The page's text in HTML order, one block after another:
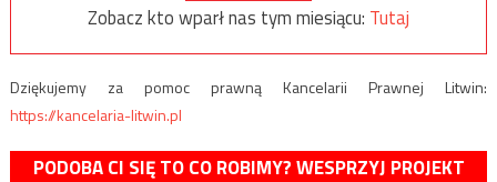
Zobacz kto wparł nas tym miesiącu: Tutaj
Dziękujemy za pomoc prawną Kancelarii Prawnej Litwin:
https://kancelaria-litwin.pl
PODOBA CI SIĘ TO CO ROBIMY? WESPRZYJ PROJEKT